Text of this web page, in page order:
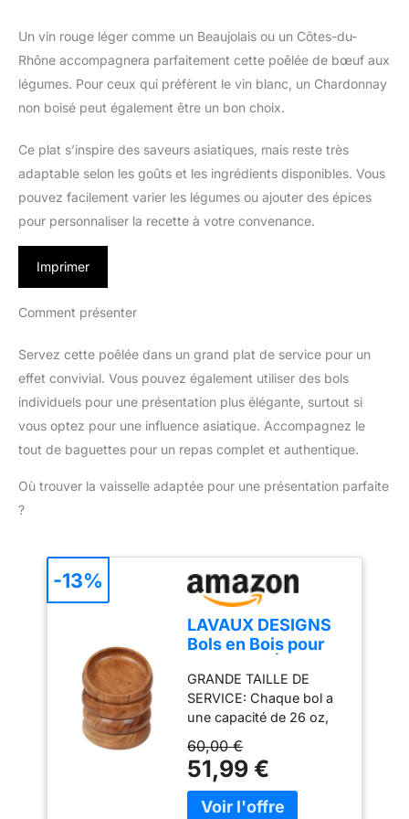
Un vin rouge léger comme un Beaujolais ou un Côtes-du-
Rhône accompagnera parfaitement cette poêlée de bœuf aux
légumes. Pour ceux qui préfèrent le vin blanc, un Chardonnay
non boisé peut également être un bon choix.
Ce plat s’inspire des saveurs asiatiques, mais reste très
adaptable selon les goûts et les ingrédients disponibles. Vous
pouvez facilement varier les légumes ou ajouter des épices
pour personnaliser la recette à votre convenance.
Imprimer
Comment présenter
Servez cette poêlée dans un grand plat de service pour un
effet convivial. Vous pouvez également utiliser des bols
individuels pour une présentation plus élégante, surtout si
vous optez pour une influence asiatique. Accompagnez le
tout de baguettes pour un repas complet et authentique.
Où trouver la vaisselle adaptée pour une présentation parfaite
?
LAVAUX DESIGNS
Bols en Bois pour
4 Bols Individuels
en Bois d'Acacia
20x5 cm (740 ml) |
Profitez de votre
salade, pâtes, riz,
acai, smoothie,
soupe, fruits,
GRANDE TAILLE DE
SERVICE: Chaque bol a
une capacité de 26 oz,
pour vous et votre famille
ou vos amis. Chaque bol
ayant un diamètre de 8
pouces, ces bols
60,00 €
51,99 €
-13%